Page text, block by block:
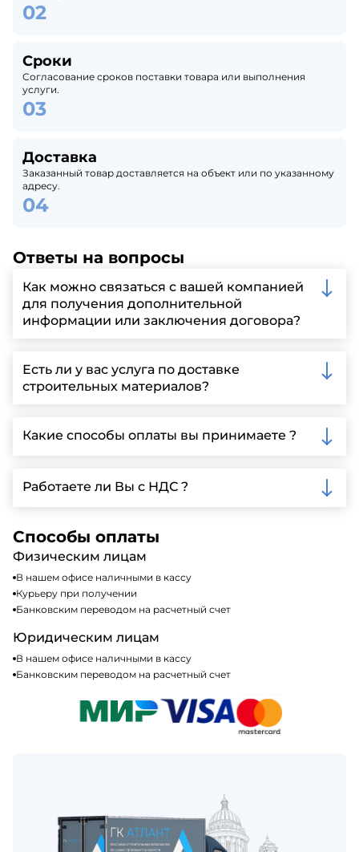
Сроки
Согласование сроков поставки товара или выполнения
услуги.
Доставка
Заказанный товар доставляется на объект или по указанному
адресу.
Ответы на вопросы
Как можно связаться с вашей компанией
для получения дополнительной
информации или заключения договора?
запрос через нашу официальную почту или
заполнить форму на нашем сайте для более
детальной информации и организации встречи.
Есть ли у вас услуга по доставке
строительных материалов?
Ленинградской области, у нас собственный
автопарк, для обеспечения быстрой и надежной
Какие способы оплаты вы принимаете ?
включая наличные, банковские переводы,
кредитные карты. Подробную информацию о
Работаете ли Вы с НДС ?
налогообложения, т.е с НДС 20%
Способы оплаты
Физическим лицам
В нашем офисе наличными в кассу
Курьеру при получении
Банковским переводом на расчетный счет
Юридическим лицам
В нашем офисе наличными в кассу
Банковским переводом на расчетный счет